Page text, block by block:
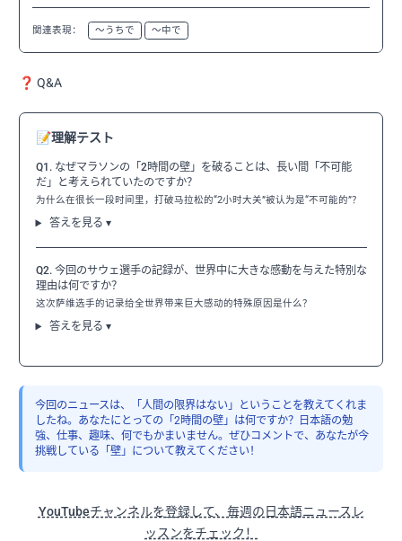
関連表現： 〜うちで 〜中で
❓ Q&A
📝理解テスト
Q1. なぜマラソンの「2時間の壁」を破ることは、長い間「不可能
だ」と考えられていたのですか？
为什么在很长一段时间里，打破马拉松的“2小时大关”被认为是“不可能的”？
答えを見る ▾
Q2. 今回のサウェ選手の記録が、世界中に大きな感動を与えた特別な
理由は何ですか？
这次萨维选手的记录给全世界带来巨大感动的特殊原因是什么？
答えを見る ▾
今回のニュースは、「人間の限界はない」ということを教えてくれま
したね。あなたにとっての「2時間の壁」は何ですか？日本語の勉
強、仕事、趣味、何でもかまいません。ぜひコメントで、あなたが今
挑戦している「壁」について教えてください！
YouTubeチャンネルを登録して、毎週の日本語ニュースレ
ッスンをチェック！